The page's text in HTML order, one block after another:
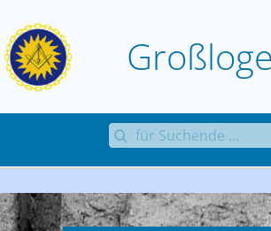
Inhalt
springen
Großloge
Suche
nach: